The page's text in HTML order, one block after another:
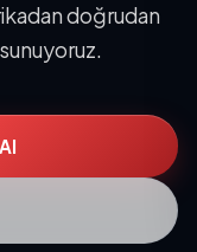
doğrudan